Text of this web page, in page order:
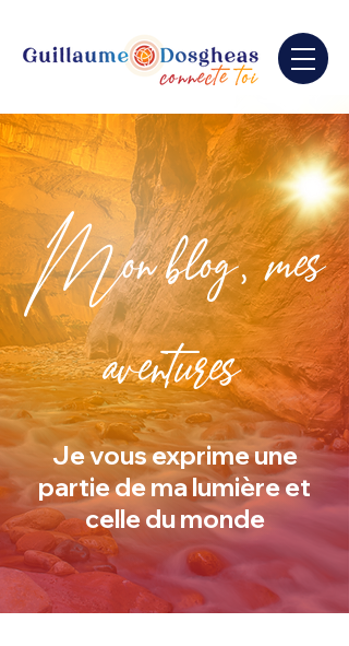
Mon blog, mes
aventures
Je vous exprime une
partie de ma lumière et
celle du monde